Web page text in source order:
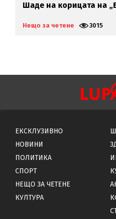
Шаде на корицата на
Нещо за четене 3015
ЕКСКЛУЗИВНО
НОВИНИ
ПОЛИТИКА
СПОРТ
НЕЩО ЗА ЧЕТЕНЕ
КУЛТУРА